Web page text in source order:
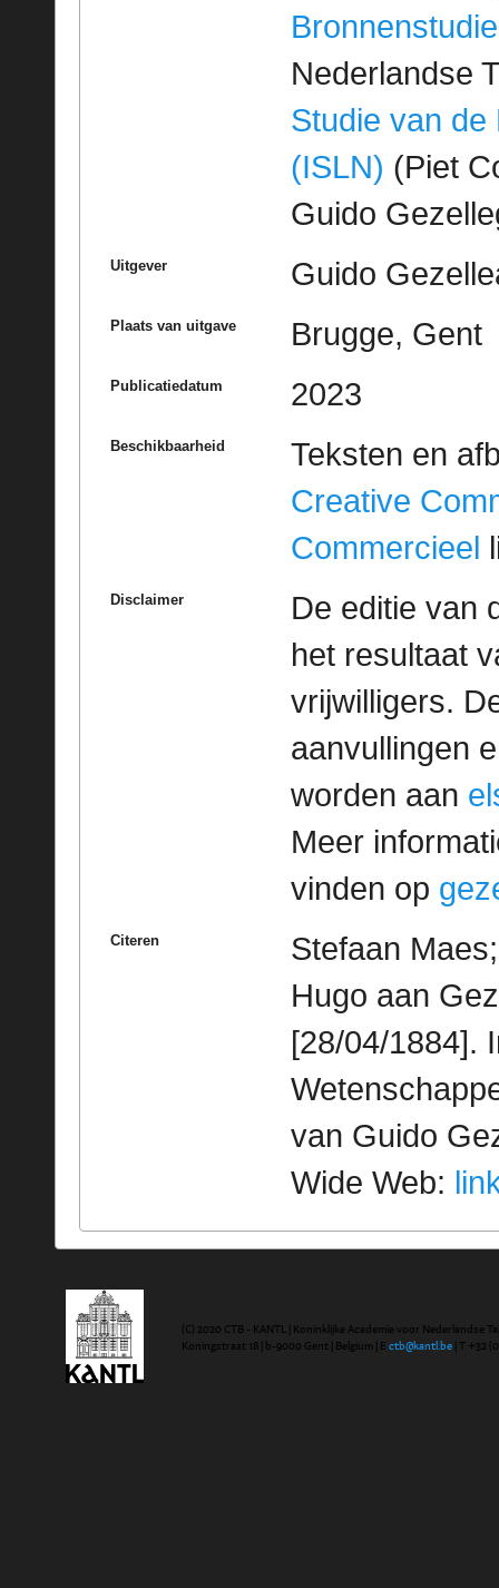
Bronnenstudie
Nederlandse
Studie van de
(ISLN) (Piet
Guido
Uitgever Guido
Plaats van uitgave Brugge, Gent
Publicatiedatum 2023
Beschikbaarheid
Teksten en
Creative
Commercieel
Disclaimer
De editie van
het resultaat
vrijwilligers.
aanvullingen
worden aan
Meer
vinden op
Citeren
Stefaan
Hugo aan
[28/04/1884].
van Guido
Wide Web:
(C) 2020 CTB - KANTL | Koninklijke Academie voor Nederlandse
Koningstraat 18 | b-9000 Gent | Belgium | E ctb@kantl.be | T +32